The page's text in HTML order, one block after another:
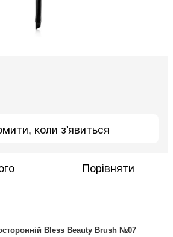
коли з'явиться
Порівняти
Bless Beauty Brush №07